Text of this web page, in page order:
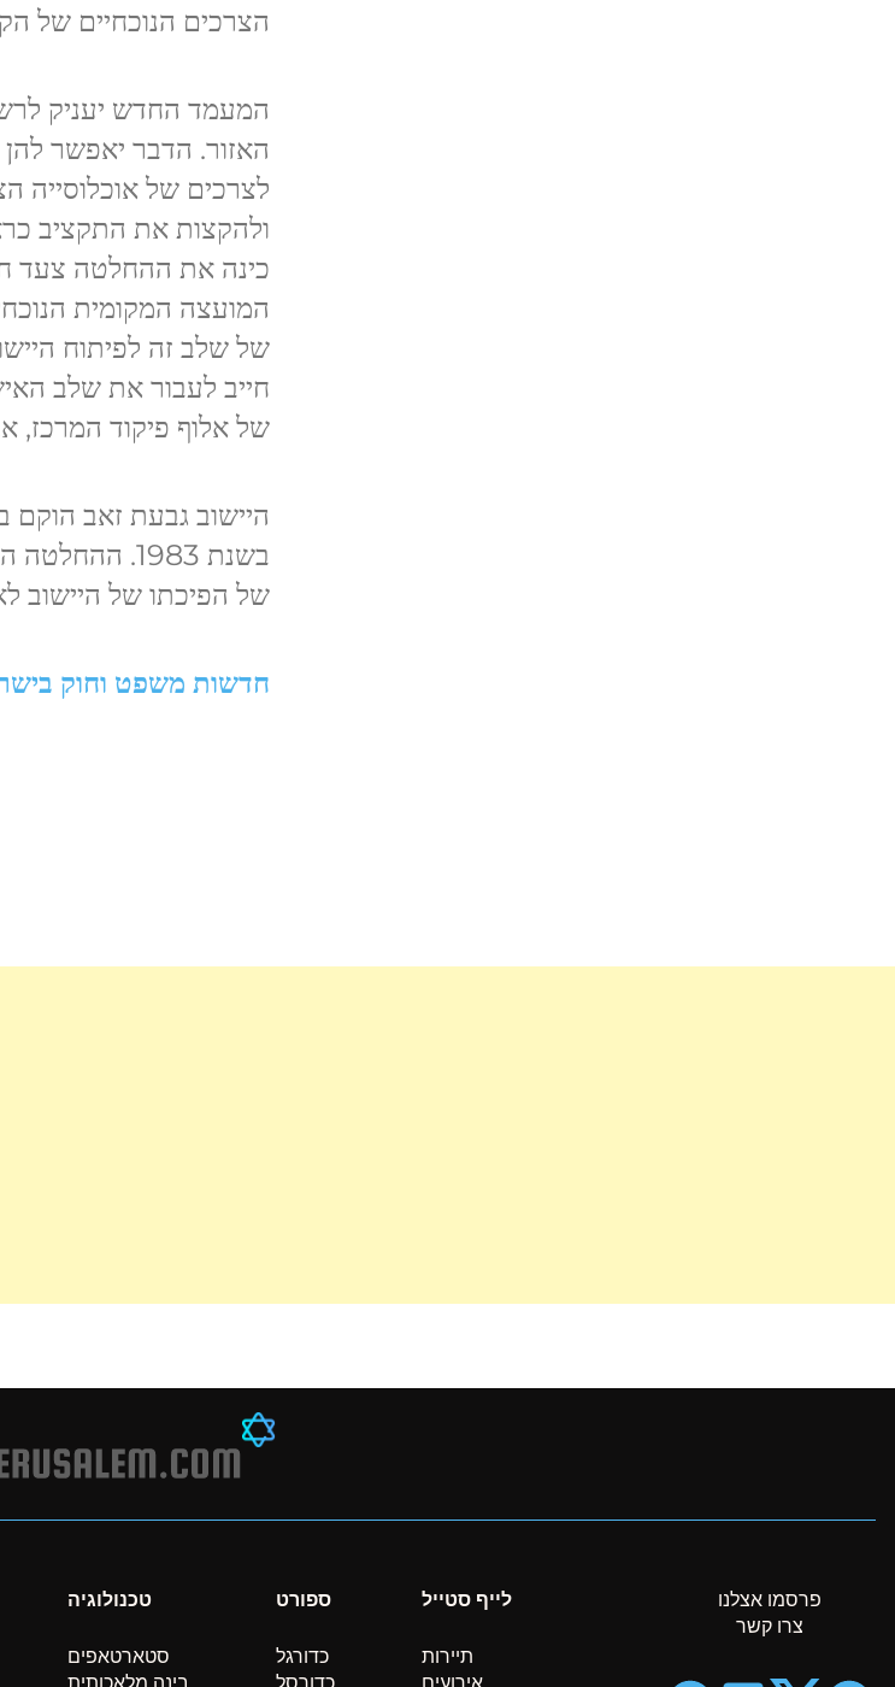
הצרכים הנוכחיים של
המעמד החדש יעניק
האזור. הדבר יאפשר להן
לצרכים של אוכלוסייה
ולהקצות את התקציב
כינה את ההחלטה צעד
המועצה המקומית
של שלב זה לפיתוח
חייב לעבור את שלב
של אלוף פיקוד המרכז,
בשנת 1983.
של הפיכתו של היישוב
חדשות משפט וחוק
טכנולוגיה
סטארטאפים
ספורט
כדורגל
לייף סטייל
תיירות
פרסמו אצלנו
צרו קשר